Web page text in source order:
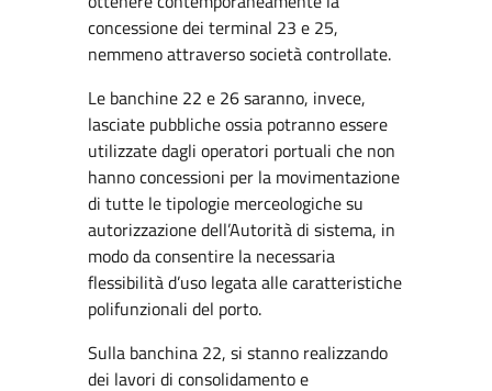
concessione dei terminal 23 e 25,
nemmeno attraverso società controllate.
Le banchine 22 e 26 saranno, invece,
lasciate pubbliche ossia potranno essere
utilizzate dagli operatori portuali che non
hanno concessioni per la movimentazione
di tutte le tipologie merceologiche su
autorizzazione dell’Autorità di sistema, in
modo da consentire la necessaria
flessibilità d’uso legata alle caratteristiche
polifunzionali del porto.
Sulla banchina 22, si stanno realizzando
dei lavori di consolidamento e